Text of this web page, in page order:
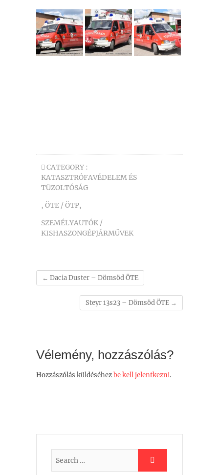
CATEGORY :
KATASZTRÓFAVÉDELEM ÉS
TŰZOLTÓSÁG
, ÖTE / ÖTP,
SZEMÉLYAUTÓK /
KISHASZONGÉPJÁRMŰVEK
← Dacia Duster – Dömsöd ÖTE
Steyr 13s23 – Dömsöd ÖTE →
Vélemény, hozzászólás?
Hozzászólás küldéséhezbe kell jelentkezni.